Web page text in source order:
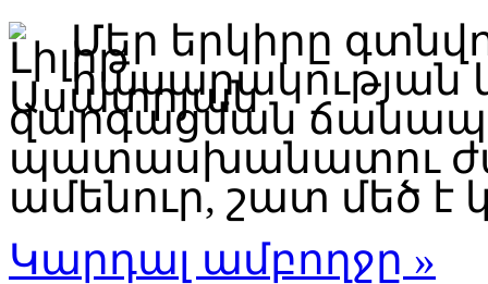
Մեր երկիրը
հասարակության
զարգացման
պատասխանատու
ամենուր, շատ մեծ է
Կարդալ ամբողջը »